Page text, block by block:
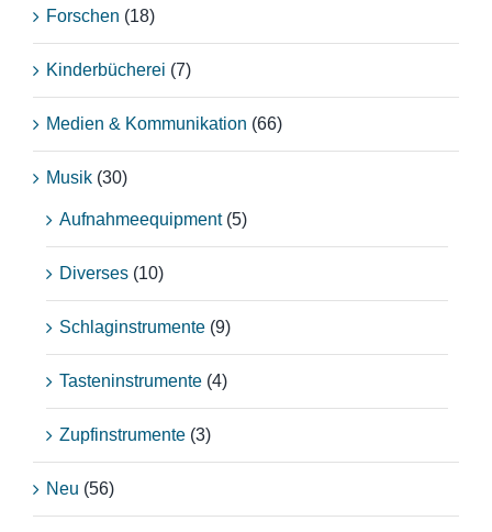
Forschen (18)
Kinderbücherei (7)
Medien & Kommunikation (66)
Musik (30)
Aufnahmeequipment (5)
Diverses (10)
Schlaginstrumente (9)
Tasteninstrumente (4)
Zupfinstrumente (3)
Neu (56)